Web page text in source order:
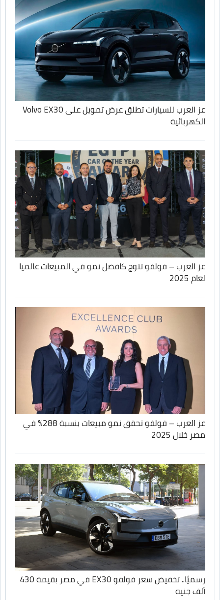
عز العرب للسيارات تطلق عرض تمويل على Volvo EX30
الكهربائية
عز العرب – فولفو تتوج كافضل نمو في المبيعات عالميا
لعام 2025
عز العرب – فولفو تحقق نمو مبيعات بنسبة 288% في
مصر خلال 2025
رسميًا.. تخفيض سعر فولفو EX30 في مصر بقيمة 430
ألف جنيه